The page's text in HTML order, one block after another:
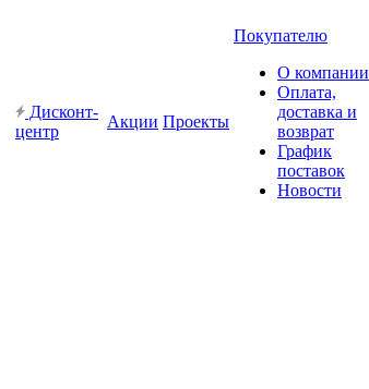
Дисконт-
центр
Акции Проекты
Покупателю
О компании
Оплата,
доставка и
возврат
График
поставок
Новости